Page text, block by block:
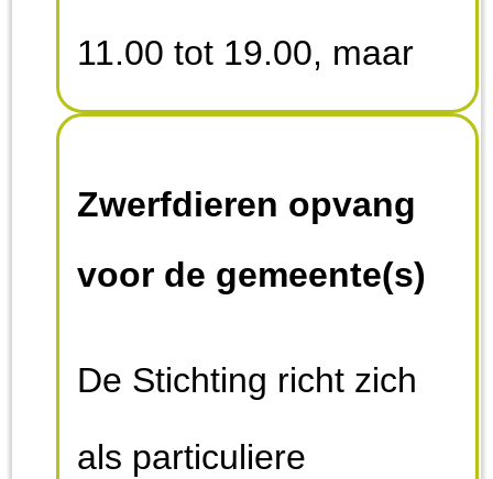
11.00 tot 19.00, maar
lukt het even niet om
ons te bereiken, stuur
dan een appje dan
bellen we u zo spoedig
mogelijk terug.
Zwerfdieren opvang
voor de gemeente(s)
De Stichting richt zich
als particuliere